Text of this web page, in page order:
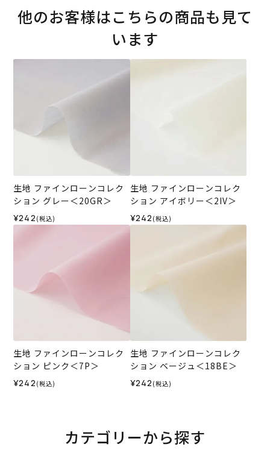
他のお客様はこちらの商品も見て
います
生地 ファインローンコレク
ション グレー＜20GR＞
¥242 (税込)
生地 ファインローンコレク
ション アイボリー＜2IV＞
¥242 (税込)
生地 ファインローンコレク
ション ピンク＜7P＞
¥242 (税込)
生地 ファインローンコレク
ション ベージュ＜18BE＞
¥242 (税込)
カテゴリーから探す